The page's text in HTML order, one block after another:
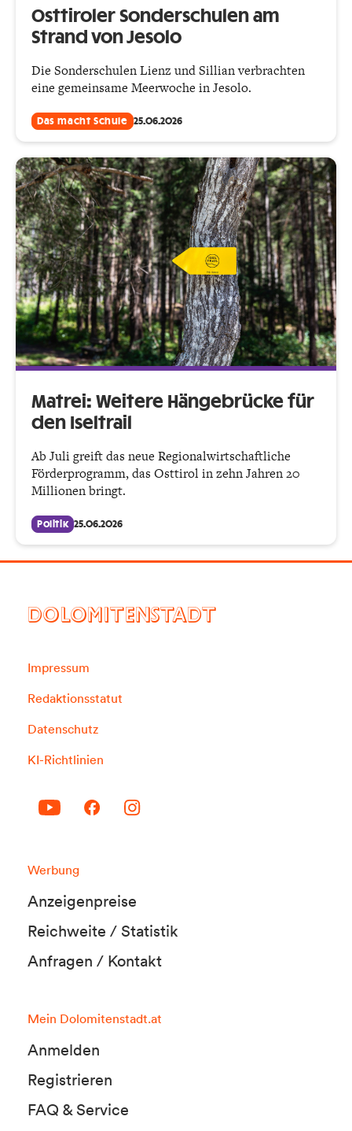
Osttiroler Sonderschulen am
Strand von Jesolo
Die Sonderschulen Lienz und Sillian verbrachten
eine gemeinsame Meerwoche in Jesolo.
Das macht Schule 25.06.2026
Matrei: Weitere Hänge­brücke für
den Iseltrail
Ab Juli greift das neue Regionalwirt­schaftliche
Förderprogramm, das Osttirol in zehn Jahren 20
Millionen bringt.
Politik 25.06.2026
DOLOMITENSTADT
Impressum
Redaktionsstatut
Datenschutz
KI-Richtlinien
Werbung
Anzeigenpreise
Reichweite / Statistik
Anfragen / Kontakt
Mein Dolomitenstadt.at
Anmelden
Registrieren
FAQ & Service